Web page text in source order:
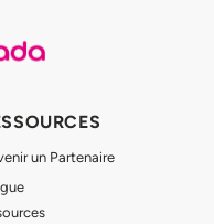
un Partenaire